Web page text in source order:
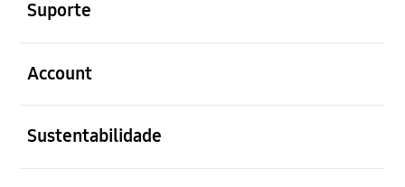
Suporte
Account
Sustentabilidade